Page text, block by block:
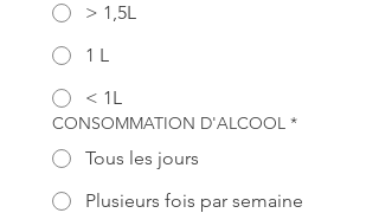
> 1,5L
1 L
< 1L
CONSOMMATION D'ALCOOL *
Tous les jours
Plusieurs fois par semaine